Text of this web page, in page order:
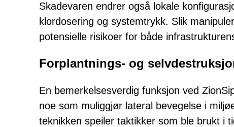
Skadevaren endrer også lokale
klordosering og systemtrykk. Slik
potensielle risikoer for både
Forplantnings- og
En bemerkelsesverdig funksjon ved
noe som muliggjør lateral bevegelse i
teknikken speiler taktikker som ble brukt i